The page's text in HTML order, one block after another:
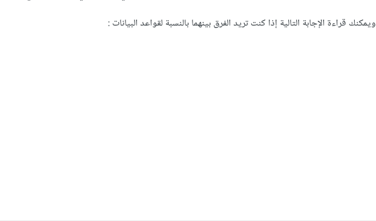
ويمكنك قراءة الإجابة التالية إذا كنت تريد الفرق بينهما بالنسبة لقواعد البيانات: